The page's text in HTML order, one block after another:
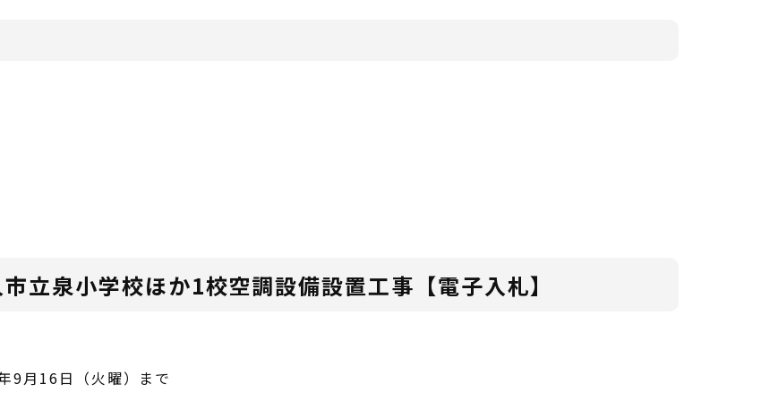
立泉小学校ほか1校空調設備設置工事【電子入札】
9月16日（火曜）まで